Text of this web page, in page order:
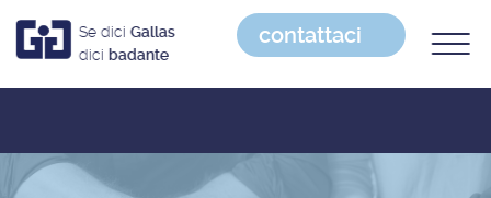
Se dici Gallas
dici badante
contattaci